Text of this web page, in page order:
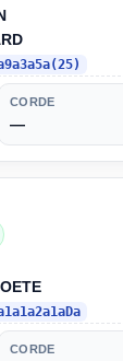
CORDE
—
CORDE